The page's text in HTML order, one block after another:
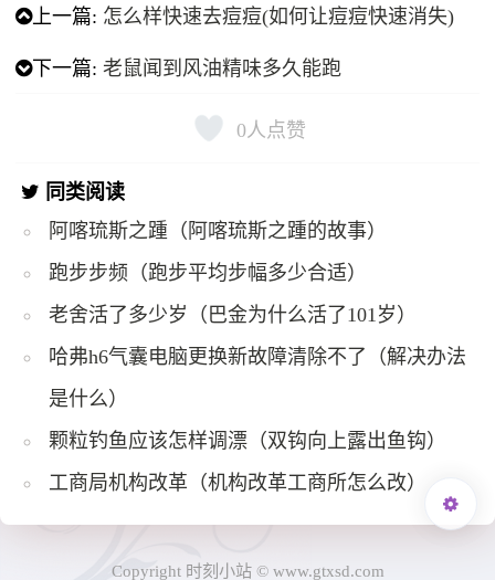
上一篇: 怎么样快速去痘痘(如何让痘痘快速消失)
下一篇:老鼠闻到风油精味多久能跑
0人点赞
同类阅读
阿喀琉斯之踵（阿喀琉斯之踵的故事）
跑步步频（跑步平均步幅多少合适）
老舍活了多少岁（巴金为什么活了101岁）
哈弗h6气囊电脑更换新故障清除不了（解决办法
是什么）
颗粒钓鱼应该怎样调漂（双钩向上露出鱼钩）
工商局机构改革（机构改革工商所怎么改）
Copyright 时刻小站 © www.gtxsd.com